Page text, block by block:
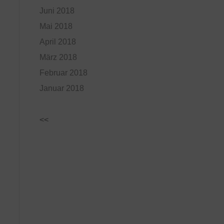
Juni 2018
Mai 2018
April 2018
März 2018
Februar 2018
Januar 2018
<<